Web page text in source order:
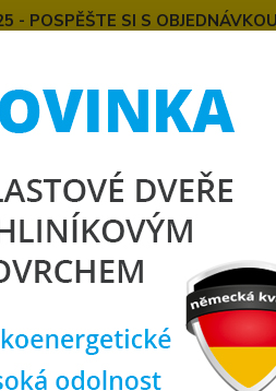
- POSPĚŠTE SI S
KONTAKT O NÁS
dveře balkonové dveře se zámkem
cm
Balkonové
klikou a